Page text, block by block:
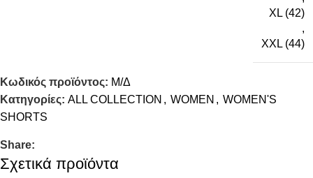
XL (42)
,
XXL (44)
Κωδικός προϊόντος: Μ/Δ
Κατηγορίες: ALL COLLECTION , WOMEN , WOMEN'S
SHORTS
Share:
Σχετικά προϊόντα